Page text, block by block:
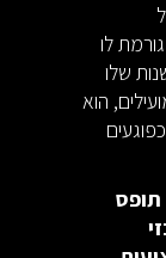
לו
שלו
הוא